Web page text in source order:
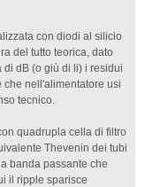
con diodi al silicio
del tutto teorica, dato
dB (o giù di li) i residui
nell'alimentatore usi
tecnico.
quadrupla cella di filtro
Thevenin dei tubi
banda passante che
il ripple sparisce